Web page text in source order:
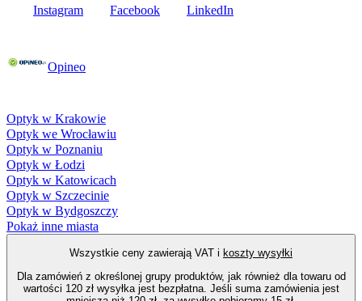
Instagram Facebook LinkedIn
Opineo
Optyk w Krakowie
Optyk we Wrocławiu
Optyk w Poznaniu
Optyk w Łodzi
Optyk w Katowicach
Optyk w Szczecinie
Optyk w Bydgoszczy
Pokaż inne miasta
Wszystkie ceny zawierają VAT i koszty wysyłki
Dla zamówień z określonej grupy produktów, jak również dla towaru od
wartości 120 zł wysyłka jest bezpłatna. Jeśli suma zamówienia jest